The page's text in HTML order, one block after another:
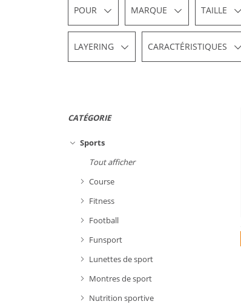
POUR MARQUE TAILLE
LAYERING CARACTÉRISTIQUES
CATÉGORIE
Sports
Tout afficher
Course
Fitness
Football
Funsport
Lunettes de sport
Montres de sport
Nutrition sportive